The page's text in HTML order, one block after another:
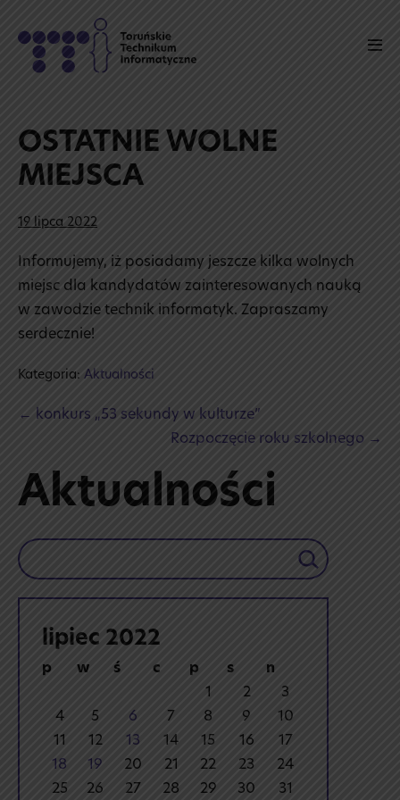
content
Aktualności
Szukaj
lipiec 2022
p w ś c p s
n
1
2
3
4
5 6 7 8 9
10
11
12 13 14 15 16
17
18
19 20 21 22 23
24
25
26 27 28 29 30 31
OSTATNIE WOLNE
MIEJSCA
19 lipca 2022
Informujemy, iż posiadamy jeszcze kilka wolnych
miejsc dla kandydatów zainteresowanych nauką
w zawodzie technik informatyk. Zapraszamy
serdecznie!
Kategoria: Aktualności
Post
← konkurs „53 sekundy w kulturze”
Rozpoczęcie roku szkolnego →